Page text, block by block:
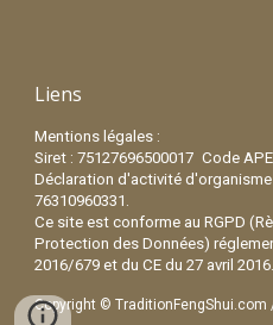
Liens
Mentions légales :
Siret : 75127696500017 Code
Déclaration d'activité d'o
76310960331.
Ce site est conforme au RGPD
Protection des Données)r
2016/679 et duCE du 27 avril 2016.
Copyright ©TraditionFengShui.com